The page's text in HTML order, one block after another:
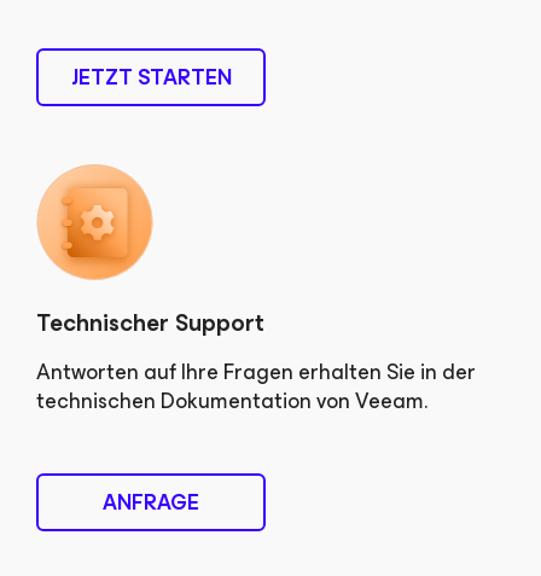
JETZT STARTEN
Technischer Support
Antworten auf Ihre Fragen erhalten Sie in der
technischen Dokumentation von Veeam.
ANFRAGE